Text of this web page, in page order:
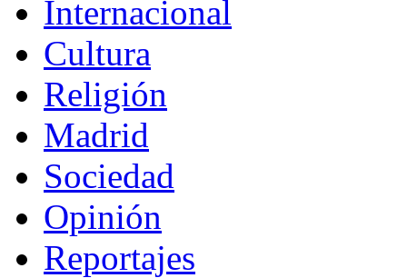
Internacional
Cultura
Religión
Madrid
Sociedad
Opinión
Reportajes